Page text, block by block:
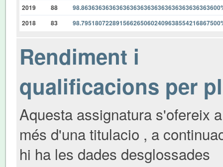
2019
88
2018
83
Rendiment i
qualificacions per
Aquesta assignatura s'ofereix a
més d'una titulacio , a
hi ha les dades desglossades